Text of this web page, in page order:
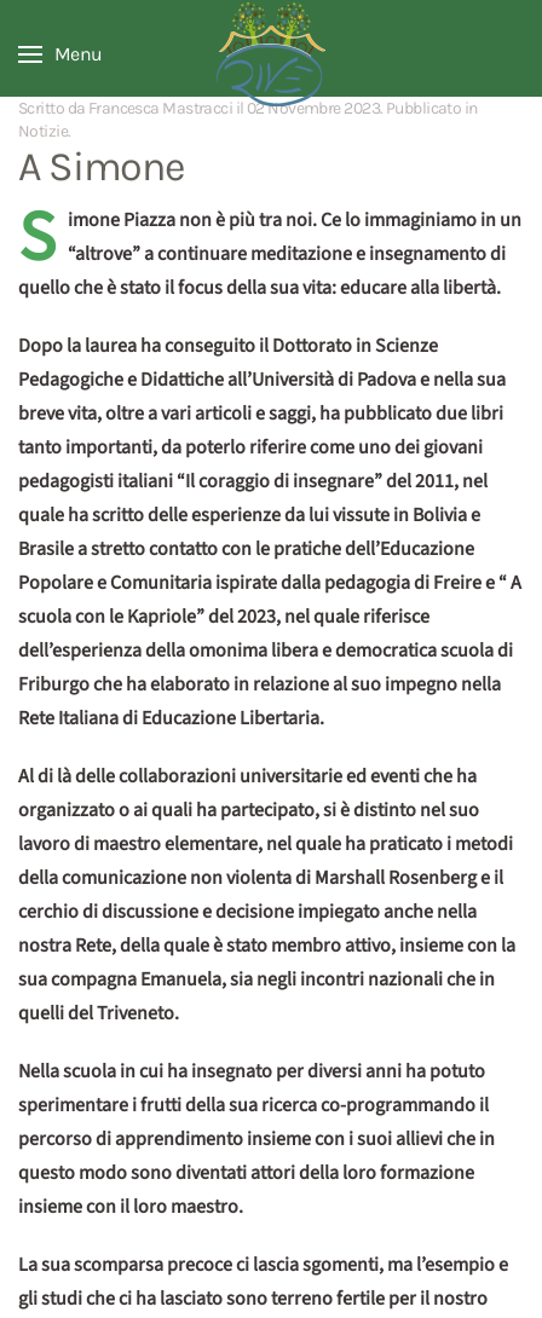
Menu
Scritto da Francesca Mastracci il 02 Novembre 2023. Pubblicato in
Notizie.
A Simone
S imone Piazza non è più tra noi. Ce lo immaginiamo in un
“altrove” a continuare meditazione e insegnamento di
quello che è stato il focus della sua vita: educare alla libertà.
Dopo la laurea ha conseguito il Dottorato in Scienze
Pedagogiche e Didattiche all’Università di Padova e nella sua
breve vita, oltre a vari articoli e saggi, ha pubblicato due libri
tanto importanti, da poterlo riferire come uno dei giovani
pedagogisti italiani “Il coraggio di insegnare” del 2011, nel
quale ha scritto delle esperienze da lui vissute in Bolivia e
Brasile a stretto contatto con le pratiche dell’Educazione
Popolare e Comunitaria ispirate dalla pedagogia di Freire e “ A
scuola con le Kapriole” del 2023, nel quale riferisce
dell’esperienza della omonima libera e democratica scuola di
Friburgo che ha elaborato in relazione al suo impegno nella
Rete Italiana di Educazione Libertaria.
Al di là delle collaborazioni universitarie ed eventi che ha
organizzato o ai quali ha partecipato, si è distinto nel suo
lavoro di maestro elementare, nel quale ha praticato i metodi
della comunicazione non violenta di Marshall Rosenberg e il
cerchio di discussione e decisione impiegato anche nella
nostra Rete, della quale è stato membro attivo, insieme con la
sua compagna Emanuela, sia negli incontri nazionali che in
quelli del Triveneto.
Nella scuola in cui ha insegnato per diversi anni ha potuto
sperimentare i frutti della sua ricerca co-programmando il
percorso di apprendimento insieme con i suoi allievi che in
questo modo sono diventati attori della loro formazione
insieme con il loro maestro.
La sua scomparsa precoce ci lascia sgomenti, ma l’esempio e
gli studi che ci ha lasciato sono terreno fertile per il nostro